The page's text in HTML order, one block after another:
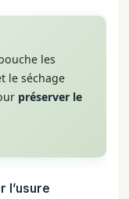
les
le séchage
préserver le
l’usure